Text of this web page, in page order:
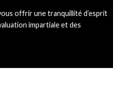
offrir une tranquillité d’esprit
impartiale et des